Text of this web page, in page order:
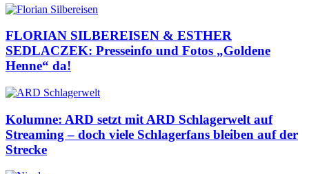
FLORIAN SILBEREISEN & ESTHER
SEDLACZEK: Presseinfo und Fotos „Goldene
Henne“ da!
Kolumne: ARD setzt mit ARD Schlagerwelt auf
Streaming – doch viele Schlagerfans bleiben auf der
Strecke